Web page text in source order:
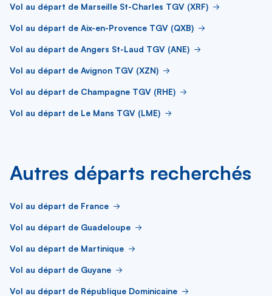
Vol au départ de Marseille St-Charles TGV (XRF)
Vol au départ de Aix-en-Provence TGV (QXB)
Vol au départ de Angers St-Laud TGV (ANE)
Vol au départ de Avignon TGV (XZN)
Vol au départ de Champagne TGV (RHE)
Vol au départ de Le Mans TGV (LME)
Autres départs recherchés
Vol au départ de France
Vol au départ de Guadeloupe
Vol au départ de Martinique
Vol au départ de Guyane
Vol au départ de République Dominicaine